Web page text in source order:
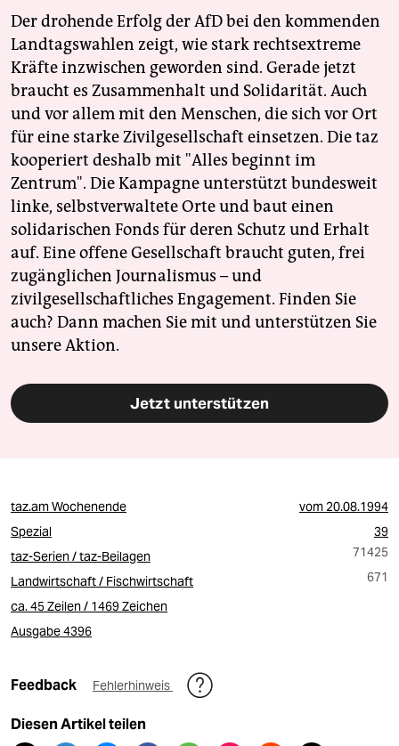
Der drohende Erfolg der AfD bei den kommenden
Landtagswahlen zeigt, wie stark rechtsextreme
Kräfte inzwischen geworden sind. Gerade jetzt
braucht es Zusammenhalt und Solidarität. Auch
und vor allem mit den Menschen, die sich vor Ort
für eine starke Zivilgesellschaft einsetzen. Die taz
kooperiert deshalb mit "Alles beginnt im
Zentrum". Die Kampagne unterstützt bundesweit
linke, selbstverwaltete Orte und baut einen
solidarischen Fonds für deren Schutz und Erhalt
auf. Eine offene Gesellschaft braucht guten, frei
zugänglichen Journalismus – und
zivilgesellschaftliches Engagement. Finden Sie
auch? Dann machen Sie mit und unterstützen Sie
unsere Aktion.
Jetzt unterstützen
taz.am Wochenende vom20.08.1994
Spezial
39
taz-Serien / taz-Beilagen
71425
Landwirtschaft / Fischwirtschaft
671
ca. 45 Zeilen / 1469 Zeichen
Ausgabe 4396
Feedback Fehlerhinweis
Diesen Artikel teilen